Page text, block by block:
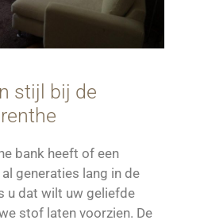
stijl bij de
bank heeft of een
generaties lang in de
u dat wilt uw geliefde
stof laten voorzien. De